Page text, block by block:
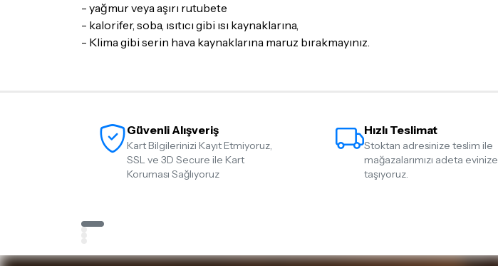
- yağmur veya aşırı rutubete
- kalorifer, soba, ısıtıcı gibi ısı kaynaklarına,
- Klima gibi serin hava kaynaklarına maruz bırakmayınız.
Güvenli Alışveriş
Kart Bilgilerinizi Kayıt Etmiyoruz,
SSL ve 3D Secure ile Kart
Koruması Sağlıyoruz
Hızlı Teslimat
Stoktan adresinize teslim ile
mağazalarımızı adeta evinize
taşıyoruz.